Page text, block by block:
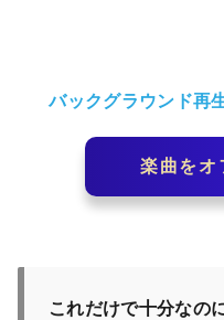
バックグラウンド再
楽曲をオ
これだけで十分なの